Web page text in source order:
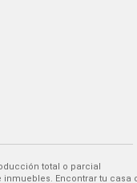
total o parcial